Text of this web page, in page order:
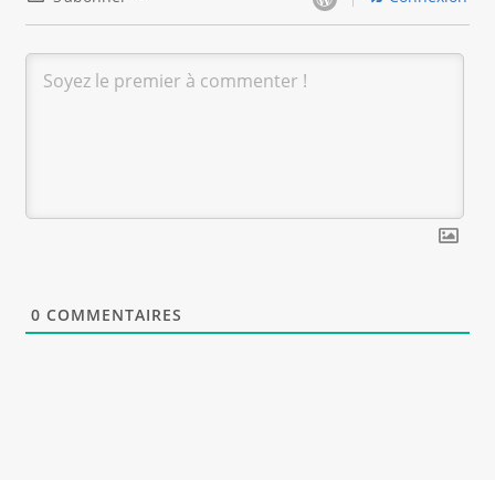
0 COMMENTAIRES